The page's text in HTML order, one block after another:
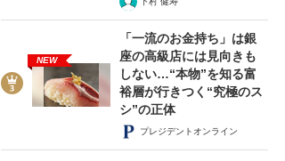
NEW
「一流のお金持ち」は銀
座の高級店には見向きも
しない…“本物”を知る富
裕層が行きつく“究極のス
シ”の正体
プレジデントオンライン